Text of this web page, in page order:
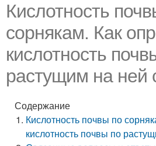
Кислотность
сорнякам. Как
кислотность
растущим на ней
Содержание
Кислотность почвы по
кислотность почвы по